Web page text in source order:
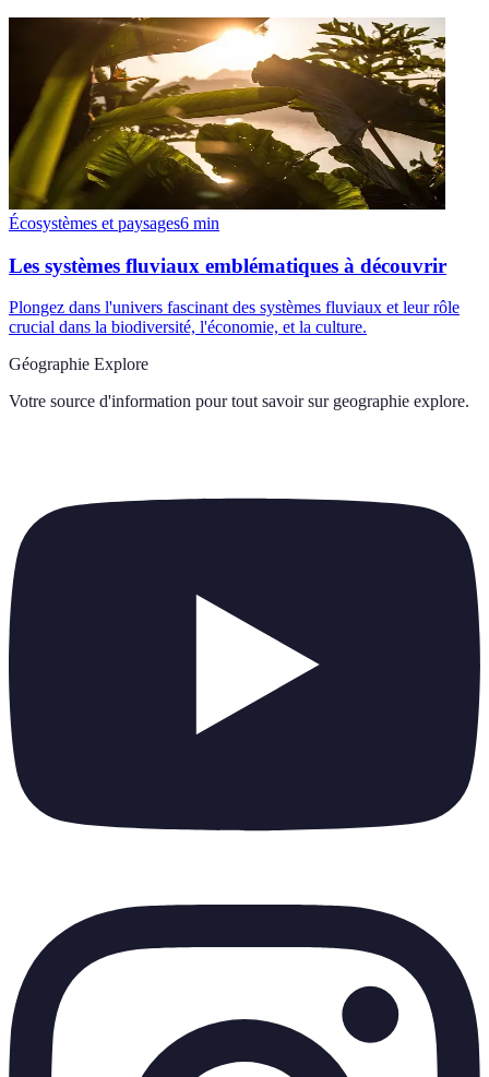
Écosystèmes et paysages6 min
Les systèmes fluviaux emblématiques à découvrir
Plongez dans l'univers fascinant des systèmes fluviaux et leur rôle
crucial dans la biodiversité, l'économie, et la culture.
Géographie Explore
Votre source d'information pour tout savoir sur geographie explore.